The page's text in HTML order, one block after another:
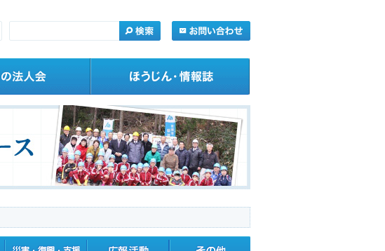
震災復興支援・応援広報活動 その他